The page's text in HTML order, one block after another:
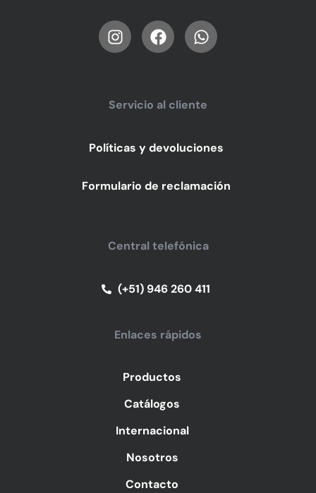
Servicio al cliente
Políticas y devoluciones
Formulario de reclamación
Central telefónica
(+51) 946 260 411
Enlaces rápidos
Productos
Catálogos
Internacional
Nosotros
Contacto